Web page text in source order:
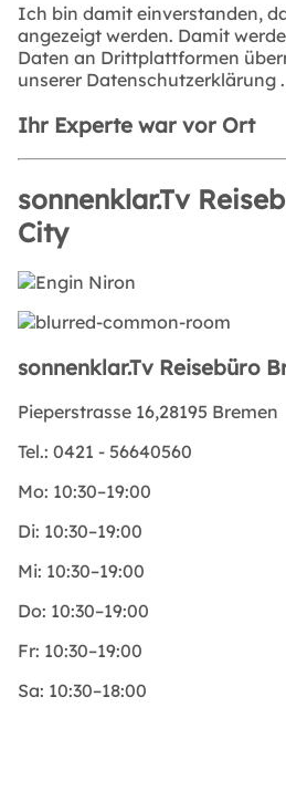
Ich bin damit einverstanden,
angezeigt werden. Damit
Daten an Drittplattformen
unserer Datenschutzerklärung .
Ihr Experte war vor Ort
sonnenklar.Tv
City
sonnenklar.Tv Reisebüro
Pieperstrasse 16,28195 Bremen
Tel.: 0421 - 56640560
Mo: 10:30–19:00
Di: 10:30–19:00
Mi: 10:30–19:00
Do: 10:30–19:00
Fr: 10:30–19:00
Sa: 10:30–18:00